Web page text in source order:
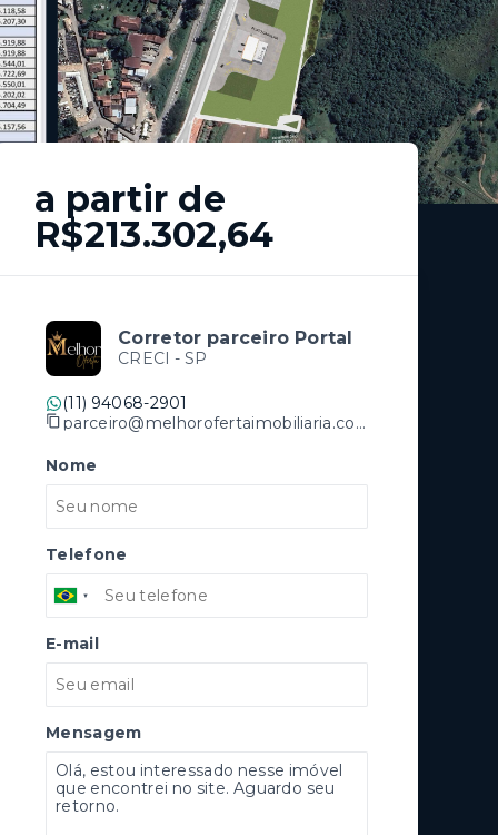
a partir de
R$213.302,64
Corretor parceiro Portal
CRECI - SP
(11) 94068-2901
parceiro@melhorofertaimobiliaria.com.br
Nome
Telefone
E-mail
Mensagem